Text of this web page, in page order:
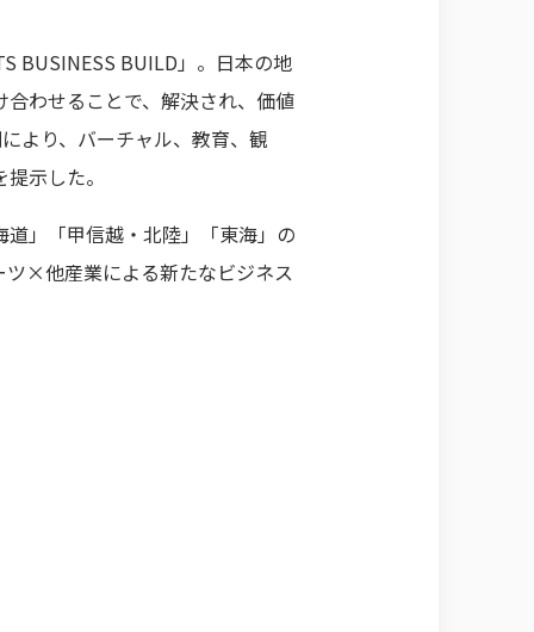
BUSINESS BUILD」。日本の地
わせることで、解決され、価値
より、バーチャル、教育、観
示した。
」「甲信越・北陸」「東海」の
ツ×他産業による新たなビジネス